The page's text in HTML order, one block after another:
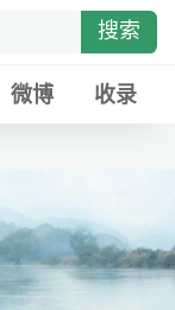
搜索
微博 收录